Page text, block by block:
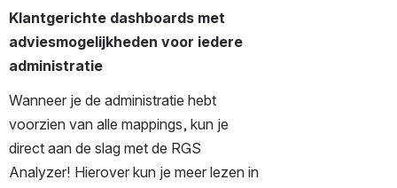
Klantgerichte dashboards met
adviesmogelijkheden voor iedere
administratie
Wanneer je de administratie hebt
voorzien van alle mappings, kun je
direct aan de slag met de RGS
Analyzer! Hierover kun je meer lezen in